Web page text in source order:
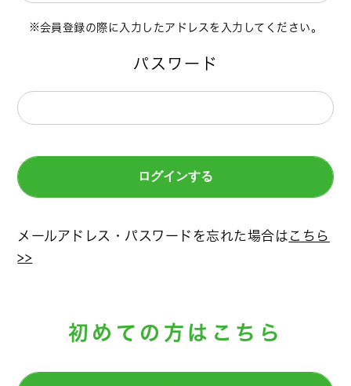
会員登録の際に入力したアドレスを入力してください。
パスワード
メールアドレス・パスワードを忘れた場合は こちら
>>
初めての方はこちら